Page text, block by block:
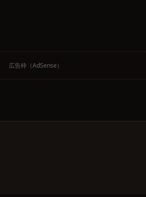
広告枠（AdSense）